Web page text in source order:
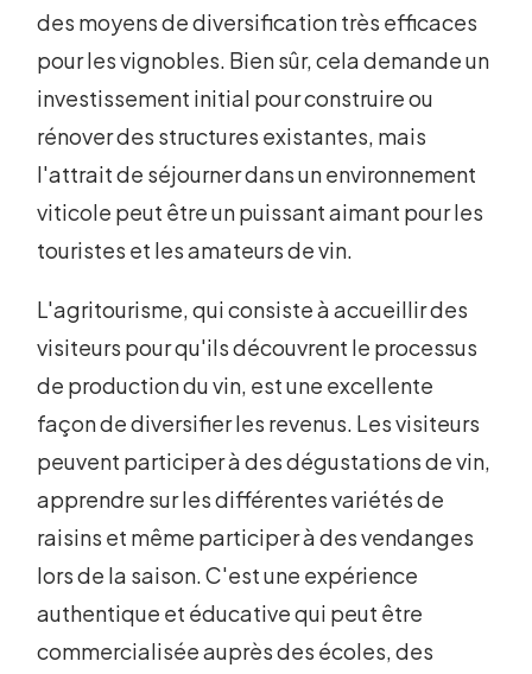
des moyens de diversification très efficaces
pour les vignobles. Bien sûr, cela demande un
investissement initial pour construire ou
rénover des structures existantes, mais
l'attrait de séjourner dans un environnement
viticole peut être un puissant aimant pour les
touristes et les amateurs de vin.
L'agritourisme, qui consiste à accueillir des
visiteurs pour qu'ils découvrent le processus
de production du vin, est une excellente
façon de diversifier les revenus. Les visiteurs
peuvent participer à des dégustations de vin,
apprendre sur les différentes variétés de
raisins et même participer à des vendanges
lors de la saison. C'est une expérience
authentique et éducative qui peut être
commercialisée auprès des écoles, des